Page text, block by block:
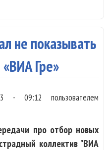
не показывать
Гре»
- 09:12 пользователем
про отбор новых
коллектив "ВИА